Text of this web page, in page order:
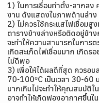
1) ในการเชื่อมท่าตั้ง-ลากลง
งาน ดังแสดงในภาพด้านล่าง
2) ไม่ควรใช้กระแสไฟเชื่อมสู
ตารางข้างล่างหรือติดอยู่ข้าง
จะทำให้ความสามารถในการ
เกิดสะเก็ดไฟเชื่อมมาก เกิด
ไม่ดีพอ
3) เพื่อให้ได้ผลดีที่สุด ควรอ
70-100ºC เป็นเวลา 30-60
มากเกินไปจะทำให้คุณสมบัติใ
อาจทำให้เกิดฟองอากาศขึ้นใ